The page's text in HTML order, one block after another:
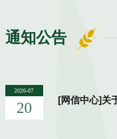
通知公告
2026-07
20